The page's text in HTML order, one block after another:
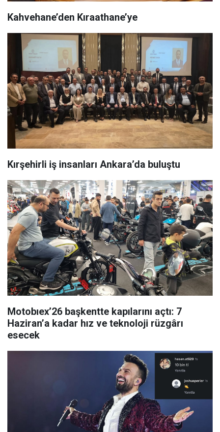
Kahvehane’den Kıraathane’ye
Kırşehirli iş insanları Ankara’da buluştu
Motobıex’26 başkentte kapılarını açtı: 7
Haziran’a kadar hız ve teknoloji rüzgârı
esecek